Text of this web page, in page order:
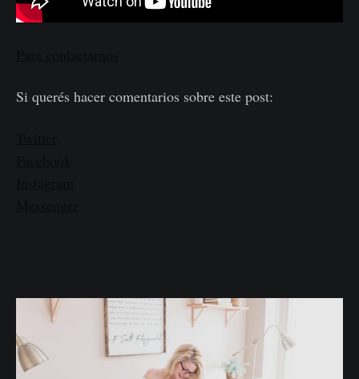
Si querés hacer comentarios sobre este post: